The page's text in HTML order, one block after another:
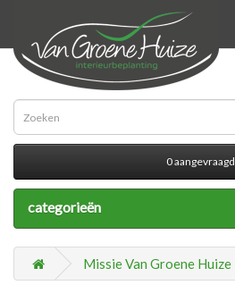
0 aangevraagd
categorieën
Missie Van Groene Huize